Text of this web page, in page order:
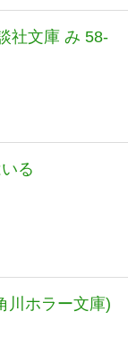
社文庫 み 58-
る
川ホラー文庫)